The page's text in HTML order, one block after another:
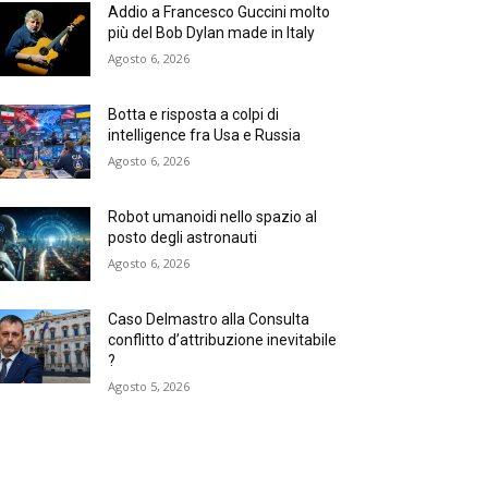
Addio a Francesco Guccini molto
più del Bob Dylan made in Italy
Agosto 6, 2026
Botta e risposta a colpi di
intelligence fra Usa e Russia
Agosto 6, 2026
Robot umanoidi nello spazio al
posto degli astronauti
Agosto 6, 2026
Caso Delmastro alla Consulta
conflitto d’attribuzione inevitabile
?
Agosto 5, 2026